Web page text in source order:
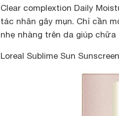
Clear complextion Daily
tác nhân gây mụn. Chỉ cần
nhẹ nhàng trên da giúp
Loreal Sublime Sun Sunscreen